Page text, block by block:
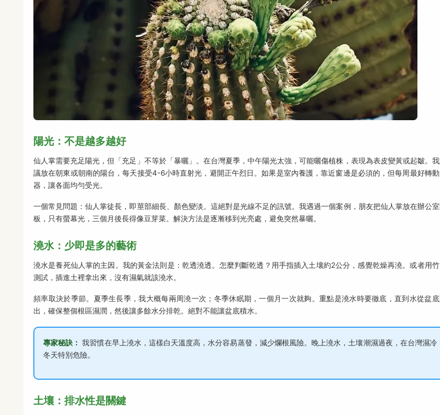
陽光：不是越多越好
仙人掌需要充足陽光，但「充足」不等於「暴曬」。在台灣夏季，中午陽光太強，可能曬傷植株，表現為表皮變黃或起皺。
議放在朝東或朝南的陽台，每天接受4-6小時直射光，避開正午烈日。如果是室內養護，靠近窗邊是必須的，但每周最好轉
器，讓各面均勻受光。
一個常見問題：仙人掌徒長，即莖部細長、顏色變淡。這絕對是光線不足的訊號。我遇過一個案例，朋友把仙人掌放在辦公
板，只有螢幕光，三個月後長得像豆芽菜。解決方法是逐漸移到光亮處，避免突然暴曬。
澆水：少即是多的藝術
澆水是養死仙人掌的主因。我的黃金法則是：乾透澆透。怎麼判斷乾透？用手指插入土壤約2公分，感覺乾燥再澆。或者用
測試，插進土裡拿出來，沒有濕氣就該澆水。
頻率取決於季節。夏季生長季，我大概每兩周澆一次；冬季休眠期，一個月一次就夠。重點是澆水時要徹底，直到水從盆
出，確保整個根區濕潤，然後讓多餘水分排乾。絕對不能讓盆底積水。
專家秘訣： 我習慣在早上澆水，這樣白天溫度高，水分容易蒸發，減少爛根風險。晚上澆水，土壤潮濕過夜，在台灣濕冷
冬天特別危險。
土壤：排水性是關鍵